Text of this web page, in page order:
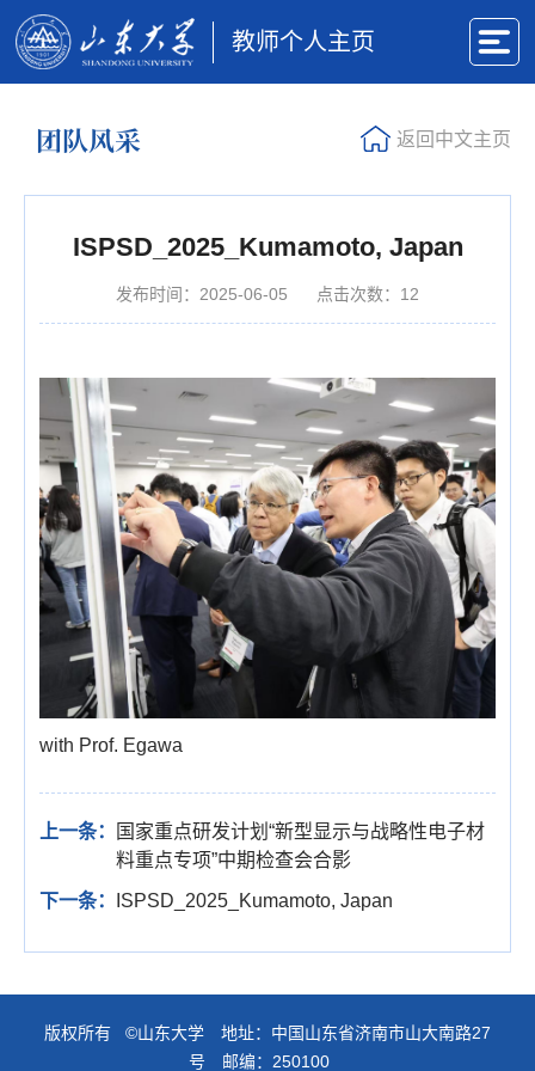
教师个人主页
团队风采 返回中文主页
ISPSD_2025_Kumamoto, Japan
发布时间：2025-06-05 点击次数： 12
with Prof. Egawa
上一条：
国家重点研发计划“新型显示与战略性电子材
料重点专项”中期检查会合影
下一条：
ISPSD_2025_Kumamoto, Japan
版权所有 ©山东大学 地址：中国山东省济南市山大南路27
号 邮编：250100